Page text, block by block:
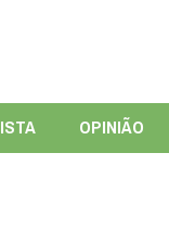
OPINIÃO